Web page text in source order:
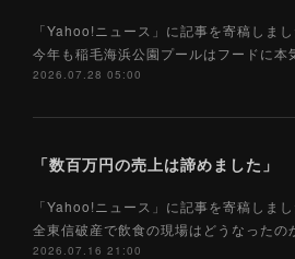
「Yahoo!ニュース」に記事を寄稿しまし
今年も稲毛海浜公園プールはフードに本
2026.07.28 05:00
「Yahoo!ニュース」に記事を寄稿しまし
全東信破産で飲食の現場はどうなったの
2026.07.16 21:00